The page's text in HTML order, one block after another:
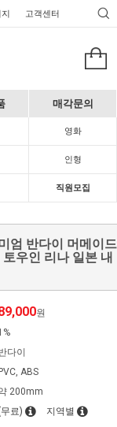
고객센터
매각문의
영화
인형
직원모집
엄 반다이 머메이드
우인 리나 일본 내
원
다이
PVC, ABS
200mm
료) 지역별